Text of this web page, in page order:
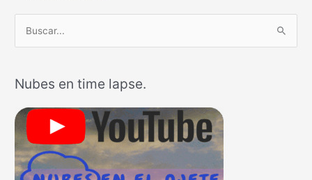
c
a
p
o
Nubes en time lapse.